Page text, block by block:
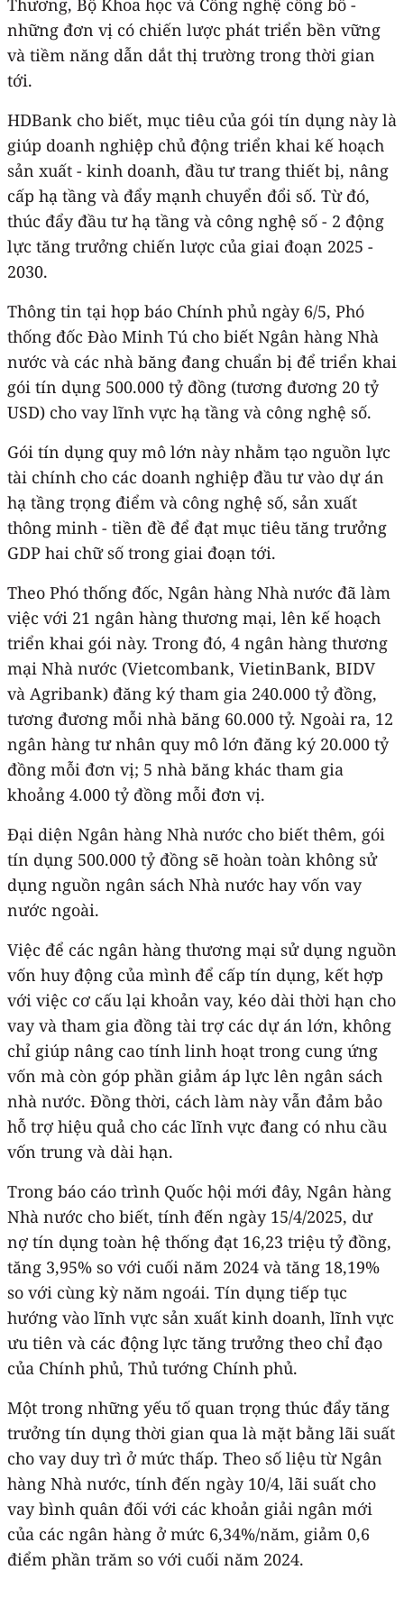
những đơn vị có chiến lược phát triển bền vững
và tiềm năng dẫn dắt thị trường trong thời gian
tới.
HDBank cho biết, mục tiêu của gói tín dụng này là
giúp doanh nghiệp chủ động triển khai kế hoạch
sản xuất - kinh doanh, đầu tư trang thiết bị, nâng
cấp hạ tầng và đẩy mạnh chuyển đổi số. Từ đó,
thúc đẩy đầu tư hạ tầng và công nghệ số - 2 động
lực tăng trưởng chiến lược của giai đoạn 2025 -
2030.
Thông tin tại họp báo Chính phủ ngày 6/5, Phó
thống đốc Đào Minh Tú cho biết Ngân hàng Nhà
nước và các nhà băng đang chuẩn bị để triển khai
gói tín dụng 500.000 tỷ đồng (tương đương 20 tỷ
USD) cho vay lĩnh vực hạ tầng và công nghệ số.
Gói tín dụng quy mô lớn này nhằm tạo nguồn lực
tài chính cho các doanh nghiệp đầu tư vào dự án
hạ tầng trọng điểm và công nghệ số, sản xuất
thông minh - tiền đề để đạt mục tiêu tăng trưởng
GDP hai chữ số trong giai đoạn tới.
Theo Phó thống đốc, Ngân hàng Nhà nước đã làm
việc với 21 ngân hàng thương mại, lên kế hoạch
triển khai gói này. Trong đó, 4 ngân hàng thương
mại Nhà nước (Vietcombank, VietinBank, BIDV
và Agribank) đăng ký tham gia 240.000 tỷ đồng,
tương đương mỗi nhà băng 60.000 tỷ. Ngoài ra, 12
ngân hàng tư nhân quy mô lớn đăng ký 20.000 tỷ
đồng mỗi đơn vị; 5 nhà băng khác tham gia
khoảng 4.000 tỷ đồng mỗi đơn vị.
Đại diện Ngân hàng Nhà nước cho biết thêm, gói
tín dụng 500.000 tỷ đồng sẽ hoàn toàn không sử
dụng nguồn ngân sách Nhà nước hay vốn vay
nước ngoài.
Việc để các ngân hàng thương mại sử dụng nguồn
vốn huy động của mình để cấp tín dụng, kết hợp
với việc cơ cấu lại khoản vay, kéo dài thời hạn cho
vay và tham gia đồng tài trợ các dự án lớn, không
chỉ giúp nâng cao tính linh hoạt trong cung ứng
vốn mà còn góp phần giảm áp lực lên ngân sách
nhà nước. Đồng thời, cách làm này vẫn đảm bảo
hỗ trợ hiệu quả cho các lĩnh vực đang có nhu cầu
vốn trung và dài hạn.
Trong báo cáo trình Quốc hội mới đây, Ngân hàng
Nhà nước cho biết, tính đến ngày 15/4/2025, dư
nợ tín dụng toàn hệ thống đạt 16,23 triệu tỷ đồng,
tăng 3,95% so với cuối năm 2024 và tăng 18,19%
so với cùng kỳ năm ngoái. Tín dụng tiếp tục
hướng vào lĩnh vực sản xuất kinh doanh, lĩnh vực
ưu tiên và các động lực tăng trưởng theo chỉ đạo
của Chính phủ, Thủ tướng Chính phủ.
Một trong những yếu tố quan trọng thúc đẩy tăng
trưởng tín dụng thời gian qua là mặt bằng lãi suất
cho vay duy trì ở mức thấp. Theo số liệu từ Ngân
hàng Nhà nước, tính đến ngày 10/4, lãi suất cho
vay bình quân đối với các khoản giải ngân mới
của các ngân hàng ở mức 6,34%/năm, giảm 0,6
điểm phần trăm so với cuối năm 2024.